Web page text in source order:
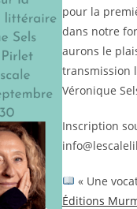
pour la
dans notre
aurons le
transmission
Véronique
Inscription
« Une
Éditions